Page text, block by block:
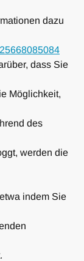
dazu
dass Sie
Möglichkeit,
des
werden die
indem Sie